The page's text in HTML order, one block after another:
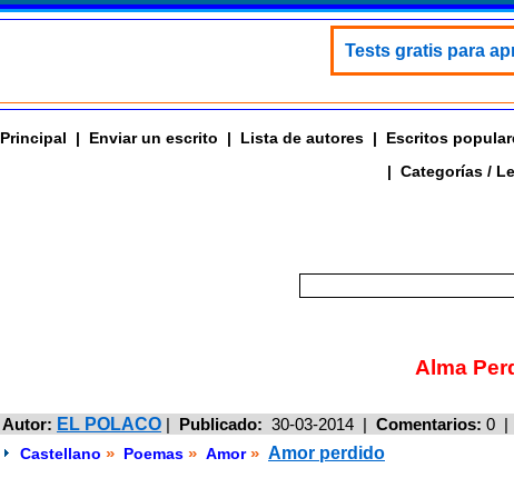
Tests gratis para
Principal | Enviar un escrito | Lista de autores | Escritos
| Categorías /
Alma
Autor: EL POLACO | Publicado: 30-03-2014 | Comentarios: 0 |
Castellano » Poemas » Amor» Amor perdido